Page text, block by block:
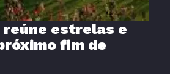
reúne estrelas e
fim de